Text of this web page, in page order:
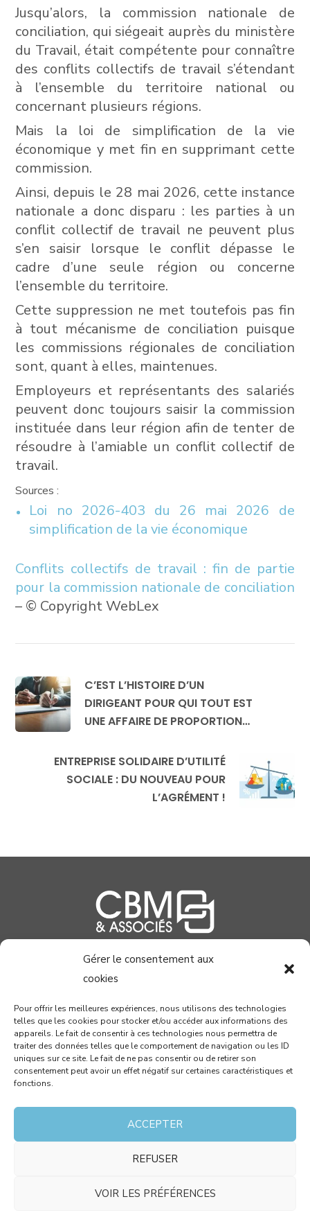
Gérer le consentement aux
cookies
Pour offrir les meilleures expériences, nous utilisons des technologies
telles que les cookies pour stocker et/ou accéder aux informations des
appareils. Le fait de consentir à ces technologies nous permettra de
traiter des données telles que le comportement de navigation ou les ID
uniques sur ce site. Le fait de ne pas consentir ou de retirer son
consentement peut avoir un effet négatif sur certaines caractéristiques et
fonctions.
ACCEPTER
REFUSER
VOIR LES PRÉFÉRENCES
Jusqu’alors, la commission nationale de
conciliation, qui siégeait auprès du ministère
du Travail, était compétente pour connaître
des conflits collectifs de travail s’étendant
à l’ensemble du territoire national ou
concernant plusieurs régions.
Mais la loi de simplification de la vie
économique y met fin en supprimant cette
commission.
Ainsi, depuis le 28 mai 2026, cette instance
nationale a donc disparu : les parties à un
conflit collectif de travail ne peuvent plus
s’en saisir lorsque le conflit dépasse le
cadre d’une seule région ou concerne
l’ensemble du territoire.
Cette suppression ne met toutefois pas fin
à tout mécanisme de conciliation puisque
les commissions régionales de conciliation
sont, quant à elles, maintenues.
Employeurs et représentants des salariés
peuvent donc toujours saisir la commission
instituée dans leur région afin de tenter de
résoudre à l’amiable un conflit collectif de
travail.
Sources :
Loi no 2026-403 du 26 mai 2026 de
simplification de la vie économique
Conflits collectifs de travail : fin de partie
pour la commission nationale de conciliation
– © Copyright WebLex
C’EST L’HISTOIRE D’UN
DIRIGEANT POUR QUI TOUT EST
UNE AFFAIRE DE PROPORTION…
ENTREPRISE SOLIDAIRE D’UTILITÉ
SOCIALE : DU NOUVEAU POUR
L’AGRÉMENT !
04 99 58 37 40
78 allée John Napier
Atrium du Millénaire
34000 MONTPELLIER
soient utilisées pour me contacter dans le cadre de